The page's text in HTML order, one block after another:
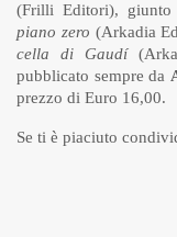
(Frilli Editori), giunto
piano zero (Arkadia
cella di Gaudí
pubblicato sempre da
prezzo di Euro 16,00.
Se ti è piaciuto